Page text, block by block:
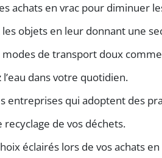
achats en vrac pour diminuer
les objets en leur donnant une
modes de transport doux
l’eau dans votre quotidien.
entreprises qui adoptent des
recyclage de vos déchets.
éclairés lors de vos achats